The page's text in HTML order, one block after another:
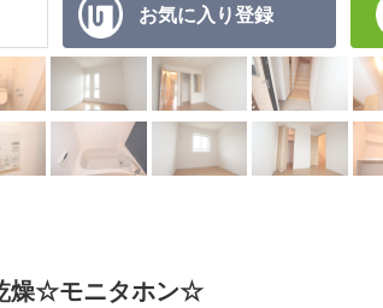
お気に入り登録
燥☆モニタホン☆